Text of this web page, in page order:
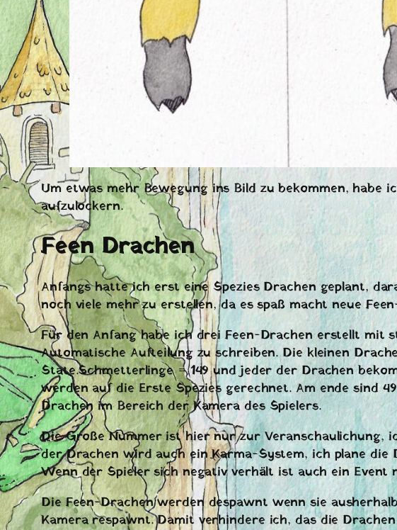
Um etwas mehr Bewegung ins Bild zu bekommen,
aufzulockern.
Feen Drachen
Anfangs hatte ich erst eine Spezies Drachen geplant,
noch viele mehr zu erstellen, da es spaß macht neue
Für den Anfang habe ich drei Feen-Drachen erstellt mit
Automatische Aufteilung zu schreiben. Die kleinen
State.Schmetterlinge = 149 und jeder der Drachen
werden auf die Erste Spezies gerechnet. Am ende sind
Drachen im Bereich der Kamera des Spielers.
Die Große Nummer ist hier nur zur Veranschaulichung,
der Drachen wird auch ein Karma-System, ich plane
Wenn der Spieler sich negativ verhält ist auch ein
Die Feen-Drachen werden despawnt wenn sie
Kamera respawnt. Damit verhindere ich, das die